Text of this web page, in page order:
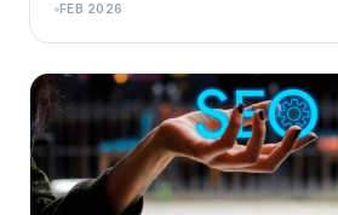
FEB 2026